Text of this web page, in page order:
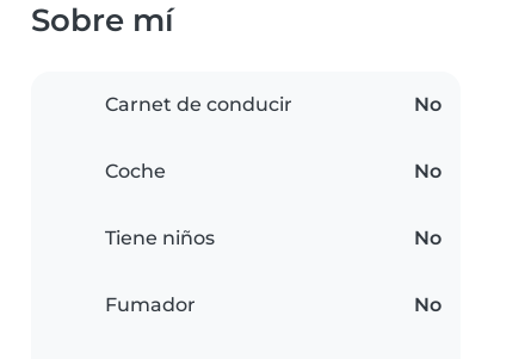
Sobre mí
Carnet de conducir No
Coche No
Tiene niños No
Fumador No